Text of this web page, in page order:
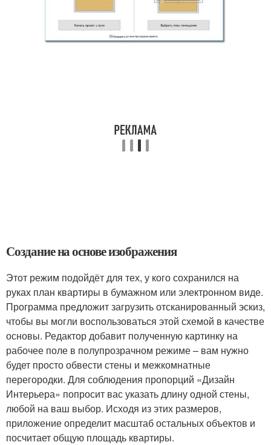
Создание на основе изображения
Этот режим подойдёт для тех, у кого сохранился на
руках план квартиры в бумажном или электронном виде.
Программа предложит загрузить отсканированный эскиз,
чтобы вы могли воспользоваться этой схемой в качестве
основы. Редактор добавит полученную картинку на
рабочее поле в полупрозрачном режиме – вам нужно
будет просто обвести стены и межкомнатные
перегородки. Для соблюдения пропорций «Дизайн
Интерьера» попросит вас указать длину одной стены,
любой на ваш выбор. Исходя из этих размеров,
приложение определит масштаб остальных объектов и
посчитает общую площадь квартиры.